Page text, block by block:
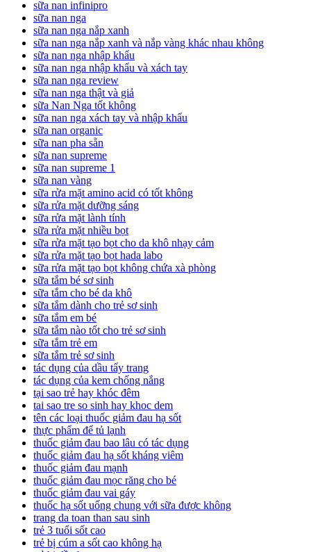
sữa nan infinipro
sữa nan nga
sữa nan nga nắp xanh
sữa nan nga nắp xanh và nắp vàng khác nhau không
sữa nan nga nhập khẩu
sữa nan nga nhập khẩu và xách tay
sữa nan nga review
sữa nan nga thật và giả
sữa Nan Nga tốt không
sữa nan nga xách tay và nhập khẩu
sữa nan organic
sữa nan pha sẵn
sữa nan supreme
sữa nan supreme 1
sữa nan vàng
sữa rửa mặt amino acid có tốt không
sữa rửa mặt dưỡng sáng
sữa rửa mặt lành tính
sữa rửa mặt nhiều bọt
sữa rửa mặt tạo bọt cho da khô nhạy cảm
sữa rửa mặt tạo bọt hada labo
sữa rửa mặt tạo bọt không chứa xà phòng
sữa tắm bé sơ sinh
sữa tắm cho bé da khô
sữa tắm dành cho trẻ sơ sinh
sữa tắm em bé
sữa tắm nào tốt cho trẻ sơ sinh
sữa tắm trẻ em
sữa tắm trẻ sơ sinh
tác dụng của dầu tẩy trang
tác dụng của kem chống nắng
tại sao trẻ hay khóc đêm
tai sao tre so sinh hay khoc dem
tên các loại thuốc giảm đau hạ sốt
thực phẩm để tủ lạnh
thuốc giảm đau bao lâu có tác dụng
thuốc giảm đau hạ sốt kháng viêm
thuốc giảm đau mạnh
thuốc giảm đau mọc răng cho bé
thuốc giảm đau vai gáy
thuốc hạ sốt uống chung với sữa được không
trang da toan than sau sinh
trẻ 3 tuổi sốt cao
trẻ bị cúm a sốt cao không hạ